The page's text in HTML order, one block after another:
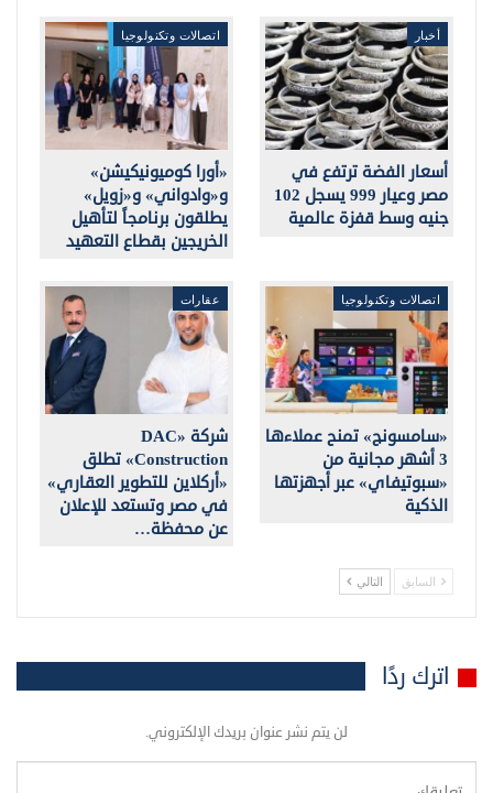
أخبار
أسعار الفضة ترتفع في
مصر وعيار 999 يسجل 102
جنيه وسط قفزة عالمية
اتصالات وتكنولوجيا
«أورا كوميونيكيشن»
و«وادواني» و«زويل»
يطلقون برنامجاً لتأهيل
الخريجين بقطاع التعهيد
اتصالات وتكنولوجيا
«سامسونج» تمنح عملاءها
3 أشهر مجانية من
«سبوتيفاي» عبر أجهزتها
الذكية
عقارات
شركة «DAC
Construction» تطلق
«أركلاين للتطوير العقاري»
في مصر وتستعد للإعلان
عن محفظة…
السابق التالي
اترك ردًا
لن يتم نشر عنوان بريدك الإلكتروني.